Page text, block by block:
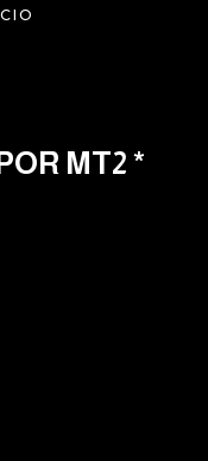
MT2 *